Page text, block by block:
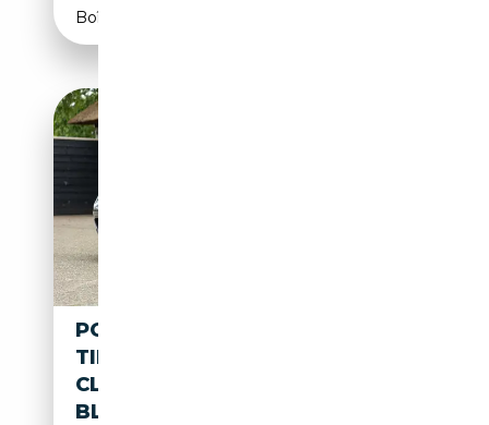
Boîte automatique
PORSCHE BOXSTER 2.7
TIPTRONIC AUTOMAAT I
CLIMATE CONTROL I
BLUETOO